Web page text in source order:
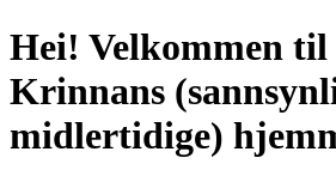
Hei! Velkommen
Krinnans
midlertidige)